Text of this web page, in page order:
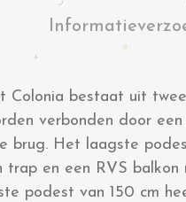
Colonia bestaat uit
verbonden door een
brug. Het laagste
trap en een RVS balkon
podest van 150 cm